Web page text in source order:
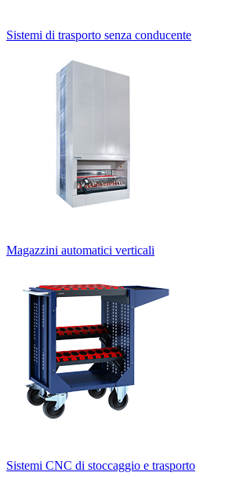
Sistemi di trasporto senza conducente
Magazzini automatici verticali
Sistemi CNC di stoccaggio e trasporto